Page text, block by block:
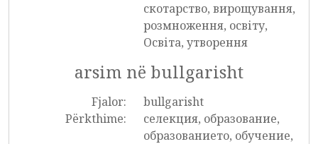
скотарство, вирощування,
розмноження, освіту,
Освіта, утворення
arsim në bullgarisht
Fjalor:
bullgarisht
Përkthime:
селекция, образование,
образованието, обучение,